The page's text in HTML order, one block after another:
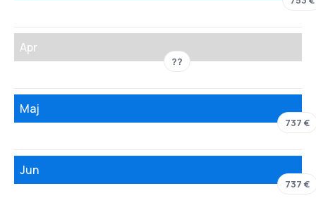
Apr
??
Maj
737 €
Jun
737 €